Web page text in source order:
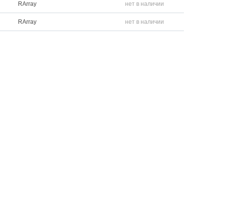
RArray нет в наличии
RArray нет в наличии